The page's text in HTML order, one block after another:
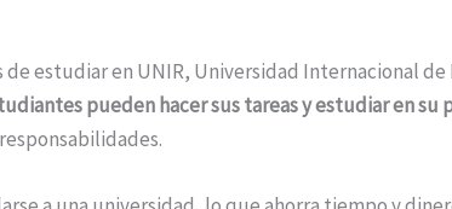
estudiar en UNIR, Universidad Internacional de
pueden hacer sus tareas y estudiar en su